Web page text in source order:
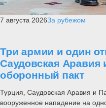
7 августа 2026За рубежом
Три армии и один
Саудовская Аравия
оборонный пакт
Турция, Саудовская Аравия и
вооруженное нападение на